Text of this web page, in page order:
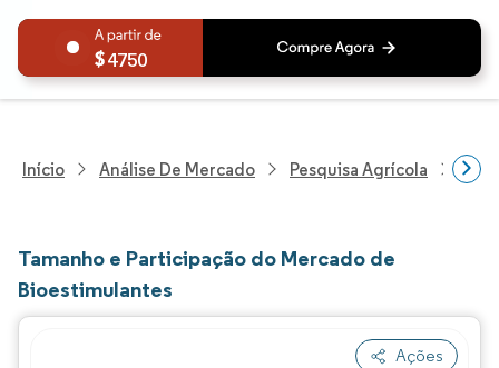
4750
Início Análise De Mercado Pesquisa Agrícola
Tamanho e Participação do Mercado de
Bioestimulantes
Ações